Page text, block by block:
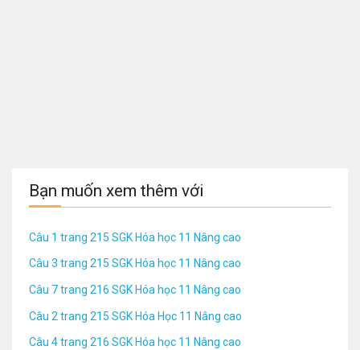
Bạn muốn xem thêm với
Câu 1 trang 215 SGK Hóa học 11 Nâng cao
Câu 3 trang 215 SGK Hóa học 11 Nâng cao
Câu 7 trang 216 SGK Hóa học 11 Nâng cao
Câu 2 trang 215 SGK Hóa Học 11 Nâng cao
Câu 4 trang 216 SGK Hóa học 11 Nâng cao